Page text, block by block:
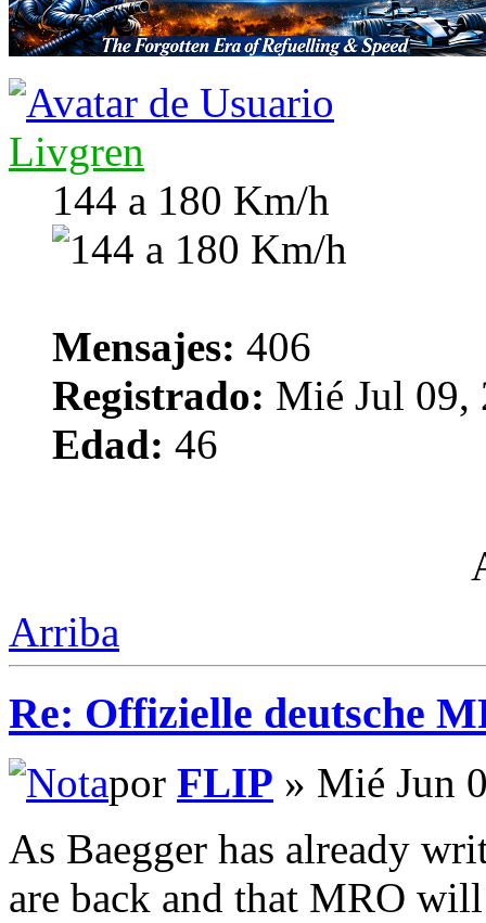
Livgren
144 a 180 Km/h
Mensajes: 406
Registrado: Mié Jul 09,
Edad: 46
Arriba
Re: Offizielle deutsche
por FLIP » Mié Jun
As Baegger has already
are back and that MRO